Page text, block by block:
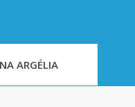
ARGÉLIA